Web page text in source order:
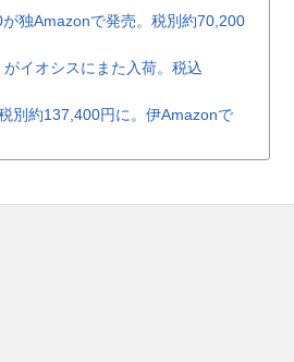
独Amazonで発売。税別約70,200
イオシスにまた入荷。税込
別約137,400円に。伊Amazonで